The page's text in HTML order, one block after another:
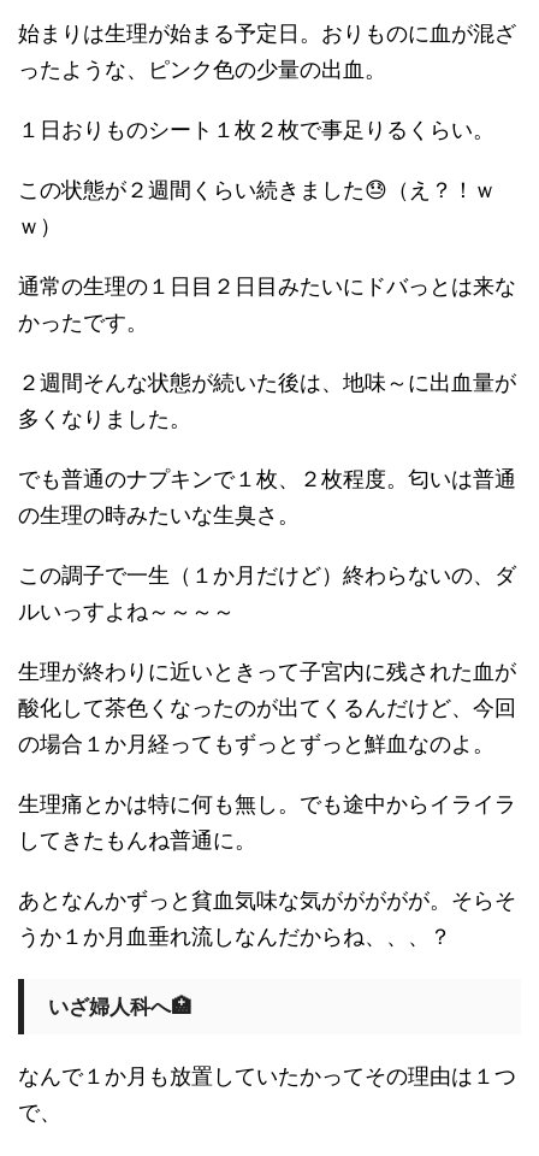
始まりは生理が始まる予定日。おりものに血が混ざ
ったような、ピンク色の少量の出血。
１日おりものシート１枚２枚で事足りるくらい。
この状態が２週間くらい続きました😓（え？！ｗ
ｗ）
通常の生理の１日目２日目みたいにドバっとは来な
かったです。
２週間そんな状態が続いた後は、地味～に出血量が
多くなりました。
でも普通のナプキンで１枚、２枚程度。匂いは普通
の生理の時みたいな生臭さ。
この調子で一生（１か月だけど）終わらないの、ダ
ルいっすよね～～～～
生理が終わりに近いときって子宮内に残された血が
酸化して茶色くなったのが出てくるんだけど、今回
の場合１か月経ってもずっとずっと鮮血なのよ。
生理痛とかは特に何も無し。でも途中からイライラ
してきたもんね普通に。
あとなんかずっと貧血気味な気ががががが。そらそ
うか１か月血垂れ流しなんだからね、、、？
いざ婦人科へ🏥
なんで１か月も放置していたかってその理由は１つ
で、